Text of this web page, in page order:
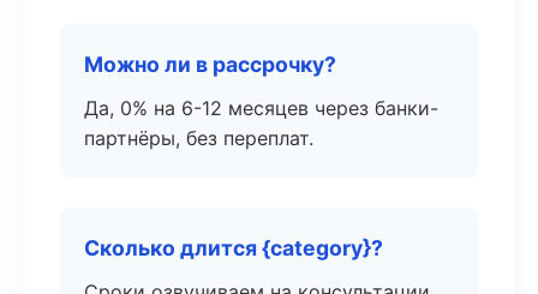
Можно ли в рассрочку?
Да, 0% на 6-12 месяцев через банки-
партнёры, без переплат.
Сколько длится {category}?